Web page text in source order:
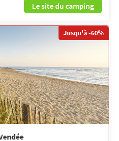
Le site du camping
Jusqu'à -60%